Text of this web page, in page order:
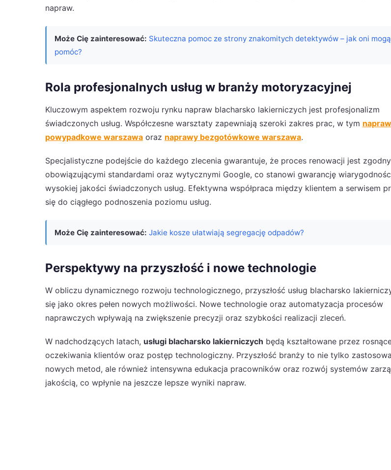
napraw.
Może Cię zainteresować: Skuteczna pomoc ze strony znakomitych detektywów – jak oni
pomóc?
Rola profesjonalnych usług w branży motoryzacyjnej
Kluczowym aspektem rozwoju rynku napraw blacharsko lakierniczych jest profesjonalizm
świadczonych usług. Współczesne warsztaty zapewniają szeroki zakres prac, w tym
powypadkowe warszawa oraz naprawy bezgotówkowe warszawa.
Specjalistyczne podejście do każdego zlecenia gwarantuje, że proces renowacji jest
obowiązującymi standardami oraz wytycznymi Google, co stanowi gwarancję
wysokiej jakości świadczonych usług. Efektywna współpraca między klientem a serwisem
się do ciągłego podnoszenia poziomu usług.
Może Cię zainteresować: Jakie kosze ułatwiają segregację odpadów?
Perspektywy na przyszłość i nowe technologie
W obliczu dynamicznego rozwoju technologicznego, przyszłość usług blacharsko
się jako okres pełen nowych możliwości. Nowe technologie oraz automatyzacja procesów
naprawczych wpływają na zwiększenie precyzji oraz szybkości realizacji zleceń.
W nadchodzących latach, usługi blacharsko lakierniczych będą kształtowane przez
oczekiwania klientów oraz postęp technologiczny. Przyszłość branży to nie tylko
nowych metod, ale również intensywna edukacja pracowników oraz rozwój systemów
jakością, co wpłynie na jeszcze lepsze wyniki napraw.